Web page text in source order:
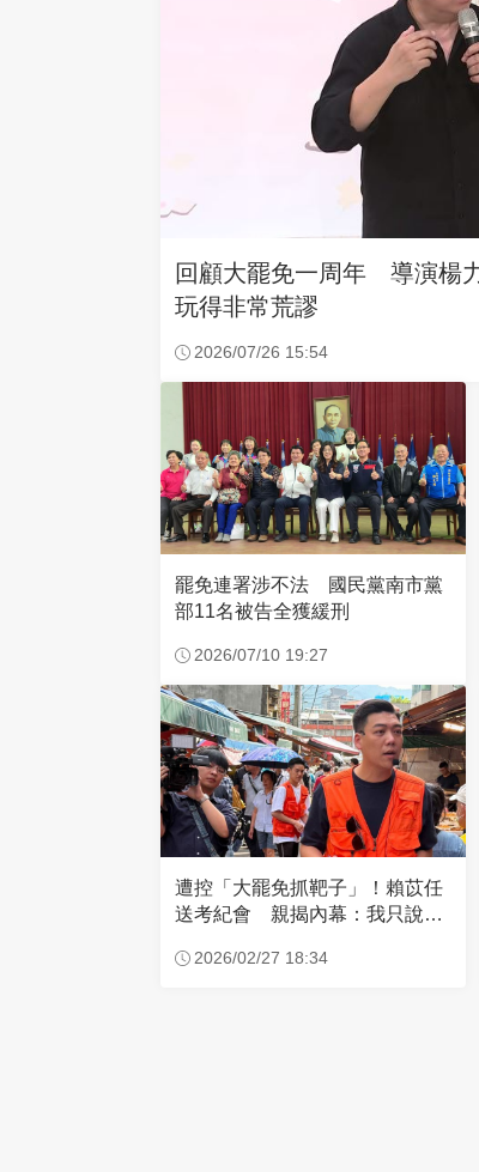
回顧大罷免一周年 導演楊
玩得非常荒謬
2026/07/26 15:54
罷免連署涉不法 國民黨南市黨
部11名被告全獲緩刑
2026/07/10 19:27
遭控「大罷免抓靶子」！賴苡任
送考紀會 親揭內幕：我只說這
2026/02/27 18:34